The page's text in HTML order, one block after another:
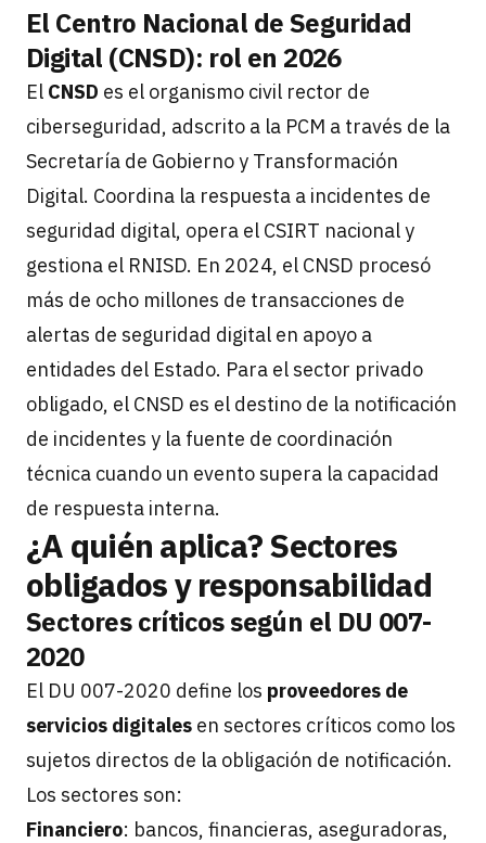
El Centro Nacional de Seguridad
Digital (CNSD): rol en 2026
El CNSD es el organismo civil rector de
ciberseguridad, adscrito a la PCM a través de la
Secretaría de Gobierno y Transformación
Digital. Coordina la respuesta a incidentes de
seguridad digital, opera el CSIRT nacional y
gestiona el RNISD. En 2024, el CNSD procesó
más de ocho millones de transacciones de
alertas de seguridad digital en apoyo a
entidades del Estado. Para el sector privado
obligado, el CNSD es el destino de la notificación
de incidentes y la fuente de coordinación
técnica cuando un evento supera la capacidad
de respuesta interna.
¿A quién aplica? Sectores
obligados y responsabilidad
Sectores críticos según el DU 007-
2020
El DU 007-2020 define los proveedores de
servicios digitales en sectores críticos como los
sujetos directos de la obligación de notificación.
Los sectores son:
Financiero: bancos, financieras, aseguradoras,